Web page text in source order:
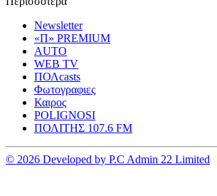
Newsletter
«Π» PREMIUM
AUTO
WEB TV
ΠΟΛcasts
Φωτογραφιες
Καιρος
POLIGNOSI
ΠΟΛΙΤΗΣ 107.6 FM
© 2026 Developed by P.C Admin 22 Limited